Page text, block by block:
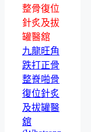
整骨復位
針炙及拔
罐醫舘
九龍旺角
跌打正骨
整脊啪骨
復位針炙
及拔罐醫
舘